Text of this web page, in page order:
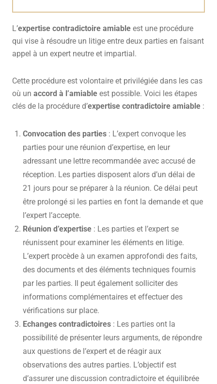
L’expertise contradictoire amiable est une procédure
qui vise à résoudre un litige entre deux parties en faisant
appel à un expert neutre et impartial.
Cette procédure est volontaire et privilégiée dans les cas
où un accord à l’amiable est possible. Voici les étapes
clés de la procédure d’expertise contradictoire amiable :
Convocation des parties : L’expert convoque les
parties pour une réunion d’expertise, en leur
adressant une lettre recommandée avec accusé de
réception. Les parties disposent alors d’un délai de
21 jours pour se préparer à la réunion. Ce délai peut
être prolongé si les parties en font la demande et que
l’expert l’accepte.
Réunion d’expertise : Les parties et l’expert se
réunissent pour examiner les éléments en litige.
L’expert procède à un examen approfondi des faits,
des documents et des éléments techniques fournis
par les parties. Il peut également solliciter des
informations complémentaires et effectuer des
vérifications sur place.
Echanges contradictoires : Les parties ont la
possibilité de présenter leurs arguments, de répondre
aux questions de l’expert et de réagir aux
observations des autres parties. L’objectif est
d’assurer une discussion contradictoire et équilibrée